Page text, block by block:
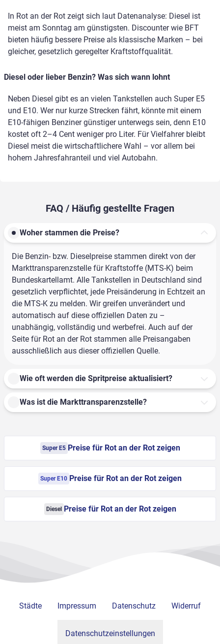
In Rot an der Rot zeigt sich laut Datenanalyse: Diesel ist
meist am Sonntag am günstigsten. Discounter wie BFT
bieten häufig bessere Preise als klassische Marken – bei
gleicher, gesetzlich geregelter Kraftstoffqualität.
Diesel oder lieber Benzin? Was sich wann lohnt
Neben Diesel gibt es an vielen Tankstellen auch Super E5
und E10. Wer nur kurze Strecken fährt, könnte mit einem
E10-fähigen Benziner günstiger unterwegs sein, denn E10
kostet oft 2–4 Cent weniger pro Liter. Für Vielfahrer bleibt
Diesel meist die wirtschaftlichere Wahl – vor allem bei
hohem Jahresfahranteil und viel Autobahn.
FAQ / Häufig gestellte Fragen
Woher stammen die Preise?
Die Benzin- bzw. Dieselpreise stammen direkt von der
Markttransparenzstelle für Kraftstoffe (MTS-K) beim
Bundeskartellamt. Alle Tankstellen in Deutschland sind
gesetzlich verpflichtet, jede Preisänderung in Echtzeit an
die MTS-K zu melden. Wir greifen unverändert und
automatisch auf diese offiziellen Daten zu –
unabhängig, vollständig und werbefrei. Auch auf der
Seite für Rot an der Rot stammen alle Preisangaben
ausschließlich aus dieser offiziellen Quelle.
Wie oft werden die Spritpreise aktualisiert?
Was ist die Markttransparenzstelle?
Super E5 Preise für Rot an der Rot zeigen
Super E10 Preise für Rot an der Rot zeigen
Diesel Preise für Rot an der Rot zeigen
Städte Impressum Datenschutz Widerruf
Datenschutzeinstellungen